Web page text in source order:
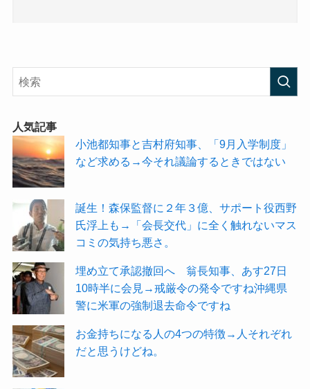
人気記事
小池都知事と吉村府知事、「9月入学制度」
など求める→今それ議論するときではない
誕生！森保監督に２年３億、サポート役西野
氏浮上も→「会長交代」に全く触れないマス
コミの気持ち悪さ。
埋め立て承認撤回へ 翁長知事、あす27日
10時半に会見→戒厳令の発令ですね沖縄県
警に米軍の強制退去命令ですね
お金持ちになる人の4つの特徴→人それぞれ
だと思うけどね。